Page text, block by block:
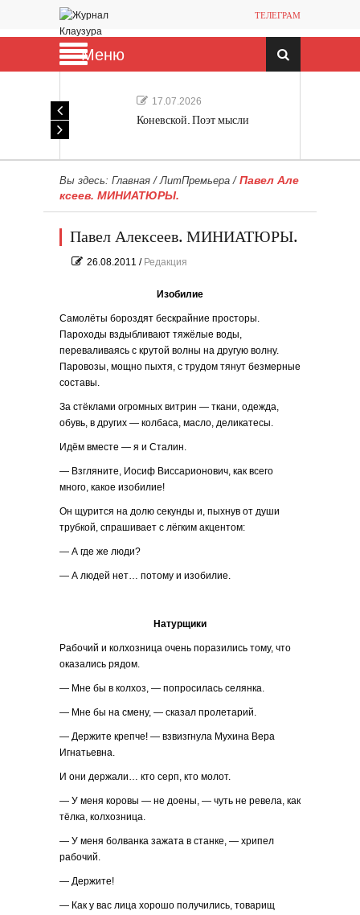
ТЕЛЕГРАМ
Меню
17.07.2026
Коневской. Поэт мысли
Вы здесь: Главная /ЛитПремьера / Павел Але
ксеев. МИНИАТЮРЫ.
Павел Алексеев. МИНИАТЮРЫ.
26.08.2011 / Редакция
Изобилие
Самолёты бороздят бескрайние просторы.
Пароходы вздыбливают тяжёлые воды,
переваливаясь с крутой волны на другую волну.
Паровозы, мощно пыхтя, с трудом тянут безмерные
составы.
За стёклами огромных витрин — ткани, одежда,
обувь, в других — колбаса, масло, деликатесы.
Идём вместе — я и Сталин.
— Взгляните, Иосиф Виссарионович, как всего
много, какое изобилие!
Он щурится на долю секунды и, пыхнув от души
трубкой, спрашивает с лёгким акцентом:
— А где же люди?
— А людей нет… потому и изобилие.
Натурщики
Рабочий и колхозница очень поразились тому, что
оказались рядом.
— Мне бы в колхоз, — попросилась селянка.
— Мне бы на смену, — сказал пролетарий.
— Держите крепче! — взвизгнула Мухина Вера
Игнатьевна.
И они держали… кто серп, кто молот.
— У меня коровы — не доены, — чуть не ревела, как
тёлка, колхозница.
— У меня болванка зажата в станке, — хрипел
рабочий.
— Держите!
— Как у вас лица хорошо получились, товарищ